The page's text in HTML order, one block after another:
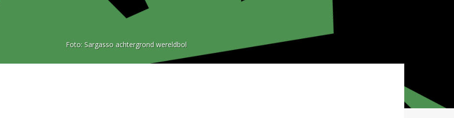
Foto: Sargasso achtergrond wereldbol